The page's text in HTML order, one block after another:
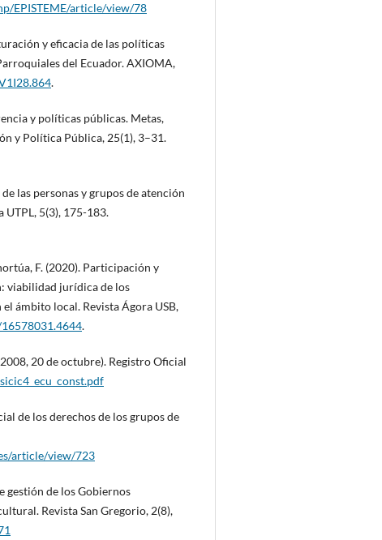
EPISTEME/article/view/78
y eficacia de las políticas
del Ecuador. AXIOMA,
.
y políticas públicas. Metas,
y Política Pública, 25(1), 3–31.
las personas y grupos de atención
5(3), 175-183.
F. (2020). Participación y
viabilidad jurídica de los
ámbito local. Revista Ágora USB,
.
20 de octubre). Registro Oficial
de los derechos de los grupos de
article/view/723
gestión de los Gobiernos
Revista San Gregorio, 2(8),